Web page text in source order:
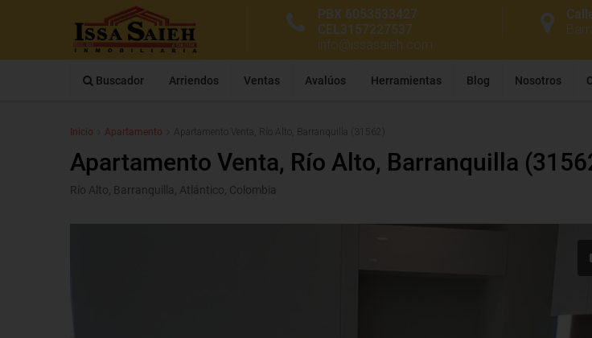
PBX 6053533427
CEL3157227537
info@issasaieh.com
Buscador Arriendos Ventas Avalúos Herramientas Blog Nosotros
Inicio Apartamento Apartamento Venta, Río Alto, Barranquilla (31562)
Apartamento Venta, Río Alto, Barranquilla
Río Alto, Barranquilla, Atlántico, Colombia